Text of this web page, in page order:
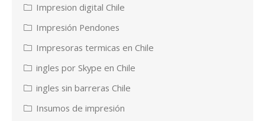
Impresion digital Chile
Impresión Pendones
Impresoras termicas en Chile
ingles por Skype en Chile
ingles sin barreras Chile
Insumos de impresión